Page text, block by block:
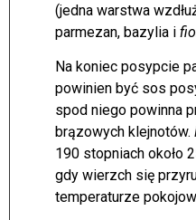
(jedna warstwa
parmezan, bazylia i
Na koniec posypcie
powinien być sos
spod niego powinna
brązowych klejnotów.
190 stopniach około
gdy wierzch się
temperaturze